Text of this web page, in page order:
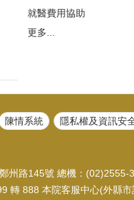
就醫費用協助
更多...
陳情系統 隱私權及資訊安
州路145號 總機：(02)2555-
轉 888 本院客服中心(外縣